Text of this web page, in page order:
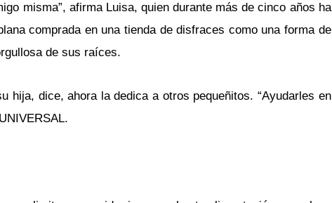
misma”, afirma Luisa, quien durante más de cinco años ha
comprada en una tienda de disfraces como una forma de
de sus raíces.
hija, dice, ahora la dedica a otros pequeñitos. “Ayudarles en